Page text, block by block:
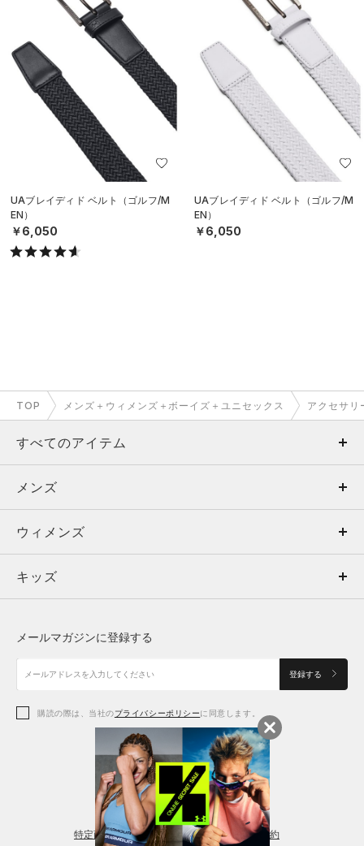
UAブレイディド ベルト（ゴルフ/M
EN）
￥6,050
UAブレイディド ベルト（ゴルフ/M
EN）
￥6,050
TOP メンズ＋ウィメンズ＋ボーイズ＋ユニセックス アクセサリ
すべてのアイテム
メンズ
ウィメンズ
キッズ
アクセサリー
メンズ
トップス
ボトムス
アクセサリー
ウィメンズ
トップス
シューズ
アクセサリー
レギンス＆タイツ
キッズ
シューズ
メールマガジンに登録する
登録する
購読の際は、当社のプライバシーポリシーに同意します。
特定商取引法に基づく通販の表記 会員規約